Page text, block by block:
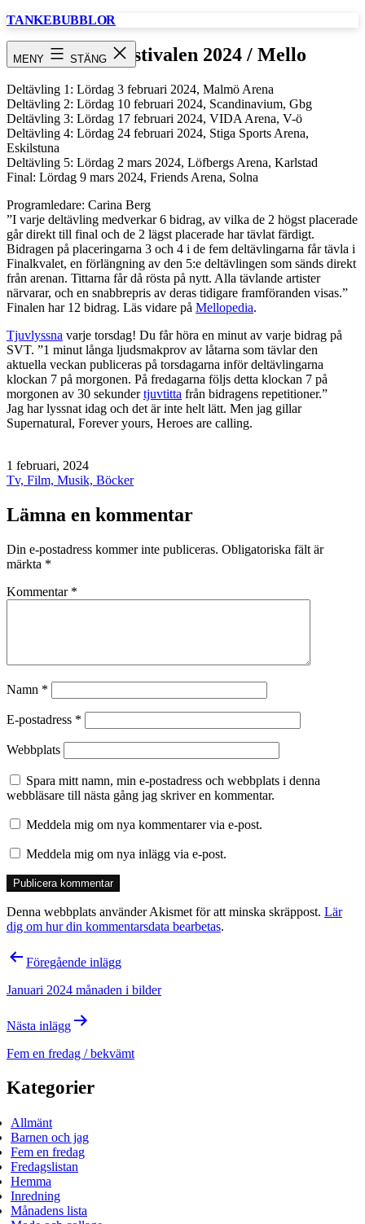
Hoppa
TANKEBUBBLOR
MENY STÄNG
Melodifestivalen 2024 / Mello
Deltävling 1: Lördag 3 februari 2024, Malmö Arena
Deltävling 2: Lördag 10 februari 2024, Scandinavium, Gbg
Deltävling 3: Lördag 17 februari 2024, VIDA Arena, V-ö
Deltävling 4: Lördag 24 februari 2024, Stiga Sports Arena,
Eskilstuna
Deltävling 5: Lördag 2 mars 2024, Löfbergs Arena, Karlstad
Final: Lördag 9 mars 2024, Friends Arena, Solna
Programledare: Carina Berg
”I varje deltävling medverkar 6 bidrag, av vilka de 2 högst placerade
går direkt till final och de 2 lägst placerade har tävlat färdigt.
Bidragen på placeringarna 3 och 4 i de fem deltävlingarna får tävla i
Finalkvalet, en förlängning av den 5:e deltävlingen som sänds direkt
från arenan. Tittarna får då rösta på nytt. Alla tävlande artister
närvarar, och en snabbrepris av deras tidigare framföranden visas.”
Finalen har 12 bidrag. Läs vidare på Mellopedia.
Tjuvlyssna varje torsdag! Du får höra en minut av varje bidrag på
SVT. ”1 minut långa ljudsmakprov av låtarna som tävlar den
aktuella veckan publiceras på torsdagarna inför deltävlingarna
klockan 7 på morgonen. På fredagarna följs detta klockan 7 på
morgonen av 30 sekundertjuvtitta från bidragens repetitioner.”
Jag har lyssnat idag och det är inte helt lätt. Men jag gillar
Supernatural, Forever yours, Heroes are calling.
Publicerat
den
1 februari, 2024
Kategoriserat
Tv, Film, Musik, Böcker
Lämna en kommentar
Din e-postadress kommer inte publiceras. Obligatoriska fält är
märkta *
Kommentar *
Namn *
E-postadress *
Webbplats
Spara mitt namn, min e-postadress och webbplats i denna
webbläsare till nästa gång jag skriver en kommentar.
Meddela mig om nya kommentarer via e-post.
Meddela mig om nya inlägg via e-post.
Denna webbplats använder Akismet för att minska skräppost. Lär
dig om hur din kommentarsdata bearbetas.
Inläggsnavigering
Föregående inlägg
Januari 2024 månaden i bilder
Nästa inlägg
Fem en fredag / bekvämt
Kategorier
Allmänt
Barnen och jag
Fem en fredag
Fredagslistan
Hemma
Inredning
Månadens lista